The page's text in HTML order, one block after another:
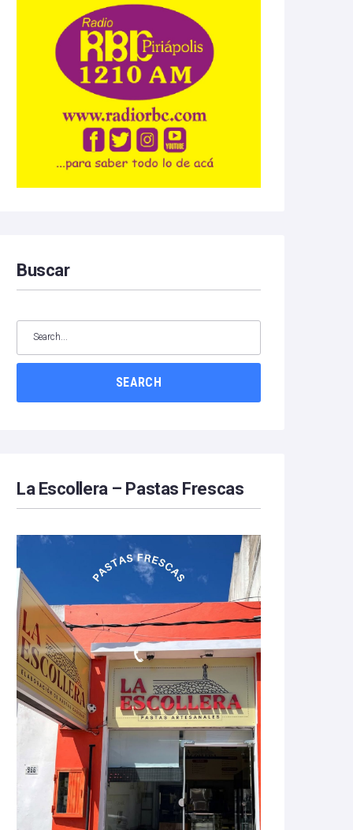
Buscar
SEARCH
La Escollera – Pastas Frescas